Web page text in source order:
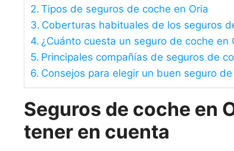
Tipos de seguros de coche en Oria
Coberturas habituales de los seguros
¿Cuánto cuesta un seguro de coche en
Principales compañías de seguros de
Consejos para elegir un buen seguro
Seguros de coche en
tener en cuenta